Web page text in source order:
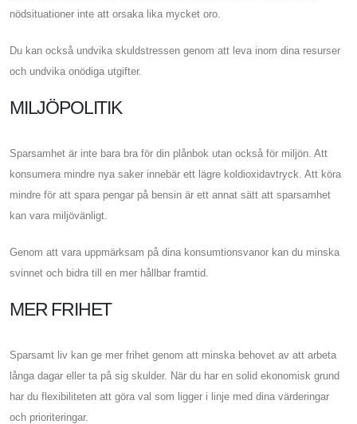
nödsituationer inte att orsaka lika mycket oro.
Du kan också undvika skuldstressen genom att leva inom dina resurser
och undvika onödiga utgifter.
MILJÖPOLITIK
Sparsamhet är inte bara bra för din plånbok utan också för miljön. Att
konsumera mindre nya saker innebär ett lägre koldioxidavtryck. Att köra
mindre för att spara pengar på bensin är ett annat sätt att sparsamhet
kan vara miljövänligt.
Genom att vara uppmärksam på dina konsumtionsvanor kan du minska
svinnet och bidra till en mer hållbar framtid.
MER FRIHET
Sparsamt liv kan ge mer frihet genom att minska behovet av att arbeta
långa dagar eller ta på sig skulder. När du har en solid ekonomisk grund
har du flexibiliteten att göra val som ligger i linje med dina värderingar
och prioriteringar.